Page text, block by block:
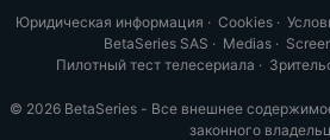
Юридическая информация · Cookies·
BetaSeries SAS · Medias·
Пилотный тест телесериала ·
© 2026 BetaSeries - Все внешнее
законного